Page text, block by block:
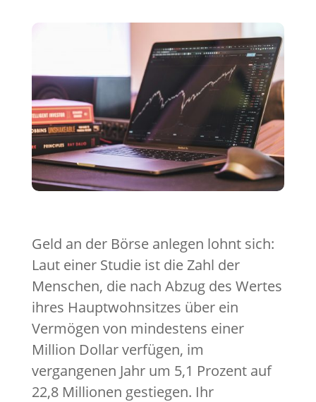
Geld an der Börse anlegen lohnt sich:
Laut einer Studie ist die Zahl der
Menschen, die nach Abzug des Wertes
ihres Hauptwohnsitzes über ein
Vermögen von mindestens einer
Million Dollar verfügen, im
vergangenen Jahr um 5,1 Prozent auf
22,8 Millionen gestiegen. Ihr